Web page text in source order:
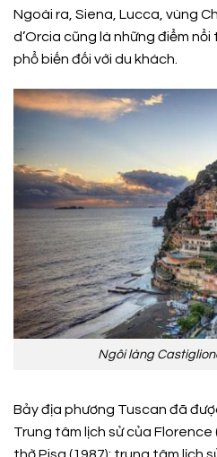
Ngoài ra, Siena, Lucca, vùng
d’Orcia cũng là những điểm
phổ biến đối với du khách.
Ngôi làng
Bảy địa phương Tuscan đã
Trung tâm lịch sử của Florence
thờ Pisa (1987); trung tâm lịch